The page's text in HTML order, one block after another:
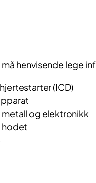
henvisende lege
(ICD)
metall og elektronikk
hodet